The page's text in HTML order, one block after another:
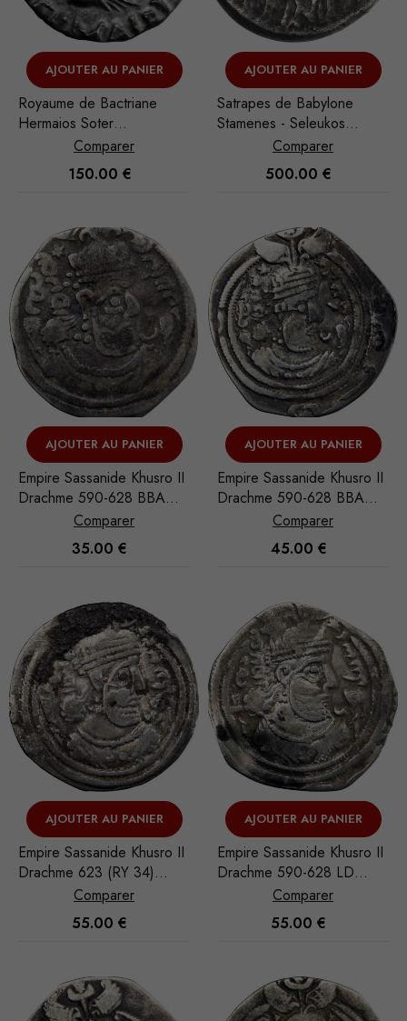
AJOUTER AU PANIER
Royaume de Bactriane
Hermaios Soter
Tétradrachme 50-35 BC
Comparer
150.00 €
AJOUTER AU PANIER
Satrapes de Babylone
Stamenes - Seleukos
Tétradrachme - Double
Shekel 328-311 BC Atelier
incertain
Comparer
500.00 €
AJOUTER AU PANIER
Empire Sassanide Khusro II
Drachme 590-628 BBA
(Ctésiphon)Comparer
35.00 €
AJOUTER AU PANIER
Empire Sassanide Khusro II
Drachme 590-628 BBA
(Ctésiphon)Comparer
45.00 €
AJOUTER AU PANIER
Empire Sassanide Khusro II
Drachme 623 (RY 34)
WYHC (Weh-as-Amid-
Comparer
55.00 €
AJOUTER AU PANIER
Empire Sassanide Khusro II
Drachme 590-628 LD
Comparer
55.00 €
Nécessaire
Ces cookies
ne sont pas
facultatifs. Ils
nécessaires au